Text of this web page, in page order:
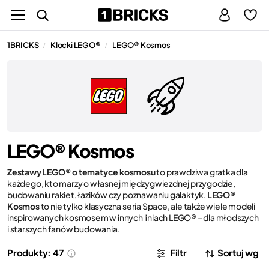
1BRICKS / Klocki LEGO® / LEGO® Kosmos
LEGO® Kosmos
Zestawy LEGO® o tematyce kosmosuto prawdziwa gratka dla
każdego, kto marzy o własnej międzygwiezdnej przygodzie,
budowaniu rakiet, łazików czy poznawaniu galaktyk. LEGO®
Kosmosto nie tylko klasyczna seria Space, ale także wiele modeli
inspirowanych kosmosem w innych liniach LEGO® – dla młodszych
i starszych fanów budowania.
Produkty: 47 Filtr Sortuj wg